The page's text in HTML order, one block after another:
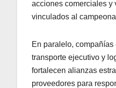
acciones comerciales y
vinculados al
En paralelo,
transporte ejecutivo y
fortalecen alianzas
proveedores para